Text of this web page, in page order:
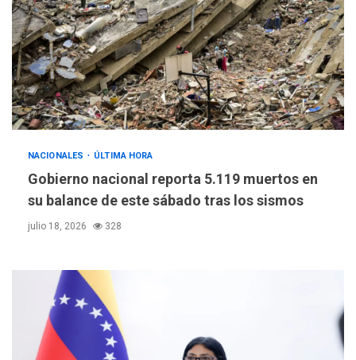
NACIONALES ÚLTIMA HORA
Gobierno nacional reporta 5.119 muertos en
su balance de este sábado tras los sismos
julio 18, 2026 328